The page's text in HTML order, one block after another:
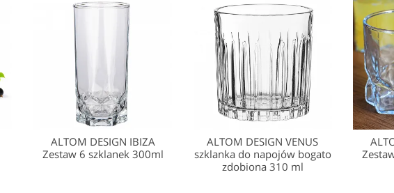
ALTOM DESIGN IBIZA
Zestaw 6 szklanek 300ml
ALTOM DESIGN VENUS
szklanka do napojów bogato
zdobiona 310 ml